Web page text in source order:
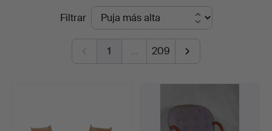
Filtrar
1 … 209